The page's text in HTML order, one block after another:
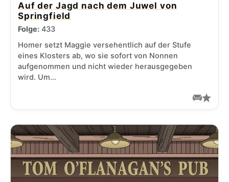
Auf der Jagd nach dem Juwel von
Springfield
Folge: 433
Homer setzt Maggie versehentlich auf der Stufe
eines Klosters ab, wo sie sofort von Nonnen
aufgenommen und nicht wieder herausgegeben
wird. Um…